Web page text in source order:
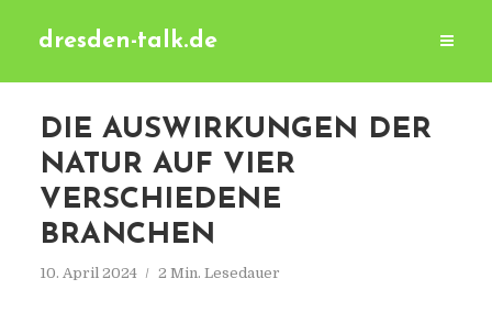
dresden-talk.de
DIE AUSWIRKUNGEN DER
NATUR AUF VIER
VERSCHIEDENE
BRANCHEN
10. April 2024 2 Min. Lesedauer